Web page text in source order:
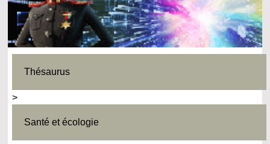
Thésaurus
>
Santé et écologie